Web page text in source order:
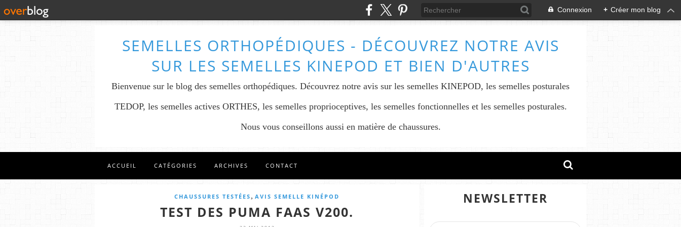
Connexion + Créer mon blog
SEMELLES ORTHOPÉDIQUES - DÉCOUVREZ NOTRE AVIS
SUR LES SEMELLES KINEPOD ET BIEN D'AUTRES
Bienvenue sur le blog des semelles orthopédiques. Découvrez notre avis sur les semelles KINEPOD, les semelles posturales
TEDOP, les semelles actives ORTHES, les semelles proprioceptives, les semelles fonctionnelles et les semelles posturales.
Nous vous conseillons aussi en matière de chaussures.
ACCUEIL CATÉGORIES ARCHIVES CONTACT
CHAUSSURES TESTÉES , AVIS SEMELLE KINÉPOD
TEST DES PUMA FAAS V200.
NEWSLETTER